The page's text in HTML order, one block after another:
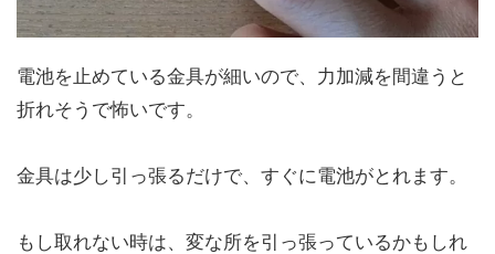
電池を止めている金具が細いので、力加減を間違うと
折れそうで怖いです。
金具は少し引っ張るだけで、すぐに電池がとれます。
もし取れない時は、変な所を引っ張っているかもしれ